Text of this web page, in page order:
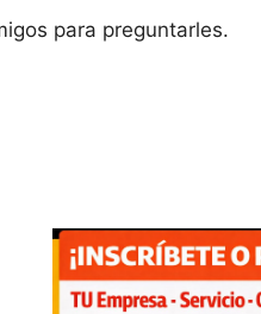
para preguntarles.